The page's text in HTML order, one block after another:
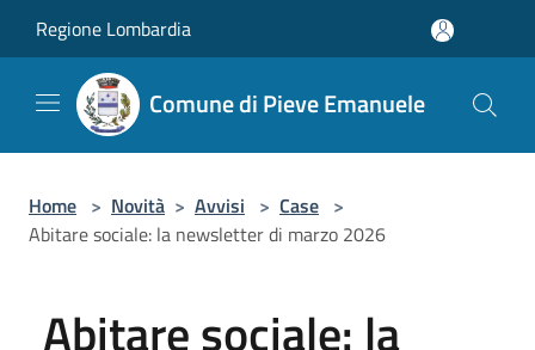
Regione Lombardia
Comune di Pieve Emanuele
Home > Novità > Avvisi > Case >
Abitare sociale: la newsletter di marzo 2026
Abitare sociale: la